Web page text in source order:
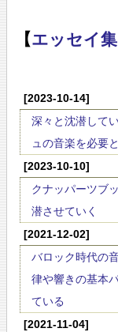
【エッセイ集
[2023-10-14]
深々と沈潜して
ュの音楽を必要
[2023-10-10]
クナッパーツブ
潜させていく
[2021-12-02]
バロック時代の
律や響きの基本
ている
[2021-11-04]